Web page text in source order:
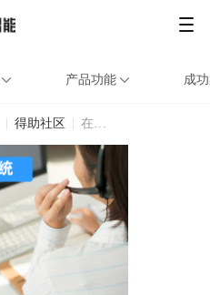
产品功能 成
得助社区 在线客服系统